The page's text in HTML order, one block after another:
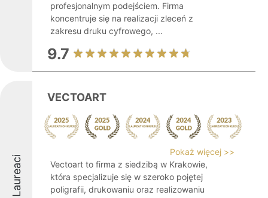
profesjonalnym podejściem. Firma
koncentruje się na realizacji zleceń z
zakresu druku cyfrowego, ...
9.7
Laureaci
VECTOART
Pokaż więcej >>
Vectoart to firma z siedzibą w Krakowie,
która specjalizuje się w szeroko pojętej
poligrafii, drukowaniu oraz realizowaniu